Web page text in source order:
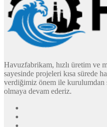
Havuzfabrikam, hızlı üretim ve
sayesinde projeleri kısa sürede
verdiğimiz önem ile kurulumdan
olmaya devam ederiz.